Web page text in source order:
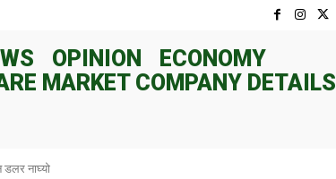
OPINION
ECONOMY
MARKET COMPANY DETAILS
रुपैयाँ निक्षेप संकलन गर्ने